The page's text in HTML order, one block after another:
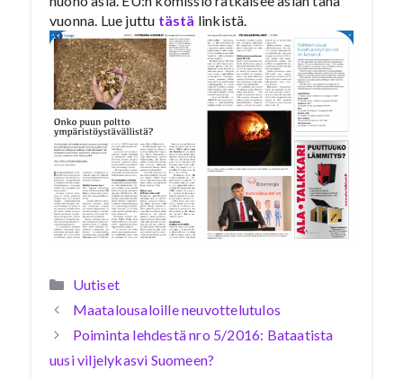
vuonna. Lue juttu tästä linkistä.
Kategoriat
Uutiset
Maatalousaloille neuvottelutulos
Poiminta lehdestä nro 5/2016: Bataatista
uusi viljelykasvi Suomeen?